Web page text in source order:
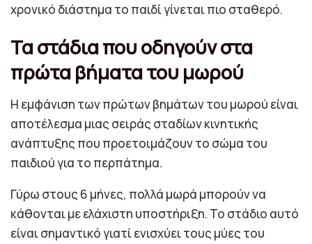
χρονικό διάστημα το παιδί γίνεται πιο σταθερό.
Τα στάδια που οδηγούν στα
πρώτα βήματα του μωρού
Η εμφάνιση των πρώτων βημάτων του μωρού είναι
αποτέλεσμα μιας σειράς σταδίων κινητικής
ανάπτυξης που προετοιμάζουν το σώμα του
παιδιού για το περπάτημα.
Γύρω στους 6 μήνες, πολλά μωρά μπορούν να
κάθονται με ελάχιστη υποστήριξη. Το στάδιο αυτό
είναι σημαντικό γιατί ενισχύει τους μύες του